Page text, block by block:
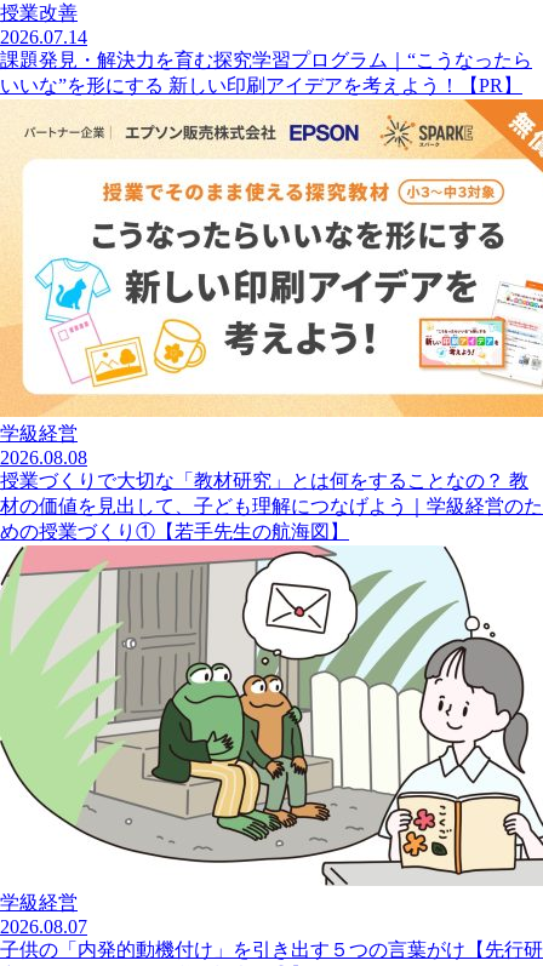
授業改善
2026.07.14
課題発見・解決力を育む探究学習プログラム｜“こうなったら
いいな”を形にする 新しい印刷アイデアを考えよう！【PR】
学級経営
2026.08.08
授業づくりで大切な「教材研究」とは何をすることなの？ 教
材の価値を見出して、子ども理解につなげよう｜学級経営のた
めの授業づくり①【若手先生の航海図】
学級経営
2026.08.07
子供の「内発的動機付け」を引き出す５つの言葉がけ【先行研